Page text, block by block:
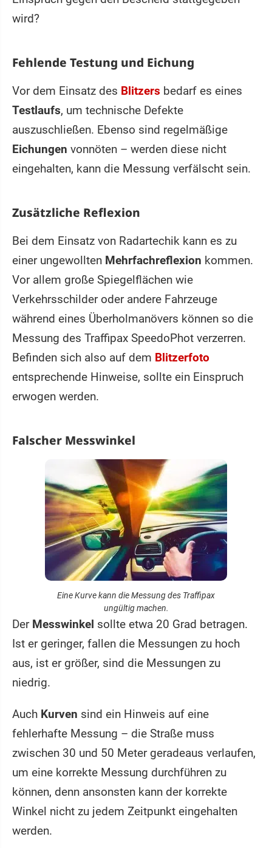
wird?
Fehlende Testung und Eichung
Vor dem Einsatz des Blitzers bedarf es eines
Testlaufs, um technische Defekte
auszuschließen. Ebenso sind regelmäßige
Eichungen vonnöten – werden diese nicht
eingehalten, kann die Messung verfälscht sein.
Zusätzliche Reflexion
Bei dem Einsatz von Radartechik kann es zu
einer ungewollten Mehrfachreflexion kommen.
Vor allem große Spiegelflächen wie
Verkehrsschilder oder andere Fahrzeuge
während eines Überholmanövers können so die
Messung des Traffipax SpeedoPhot verzerren.
Befinden sich also auf dem Blitzerfoto
entsprechende Hinweise, sollte ein Einspruch
erwogen werden.
Falscher Messwinkel
Eine Kurve kann die Messung des Traffipax
ungültig machen.
Der Messwinkel sollte etwa 20 Grad betragen.
Ist er geringer, fallen die Messungen zu hoch
aus, ist er größer, sind die Messungen zu
niedrig.
Auch Kurven sind ein Hinweis auf eine
fehlerhafte Messung – die Straße muss
zwischen 30 und 50 Meter geradeaus verlaufen,
um eine korrekte Messung durchführen zu
können, denn ansonsten kann der korrekte
Winkel nicht zu jedem Zeitpunkt eingehalten
werden.